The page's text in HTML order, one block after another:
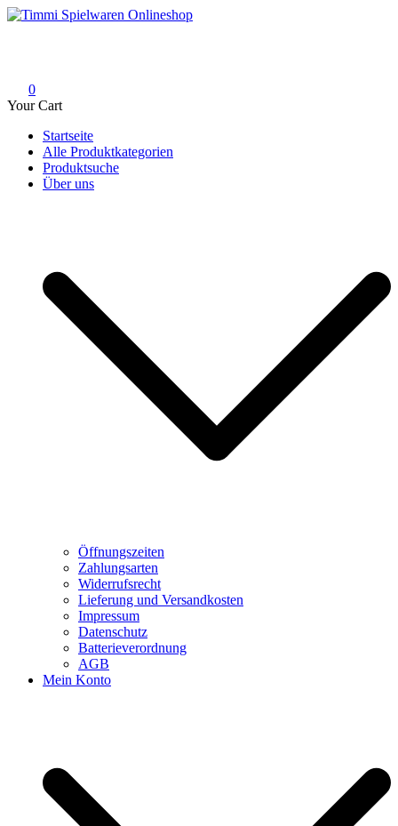
Skip
0
Your Cart
Startseite
Alle Produktkategorien
Produktsuche
Über uns
Öffnungszeiten
Zahlungsarten
Widerrufsrecht
Lieferung und Versandkosten
Impressum
Datenschutz
Batterieverordnung
AGB
Mein Konto